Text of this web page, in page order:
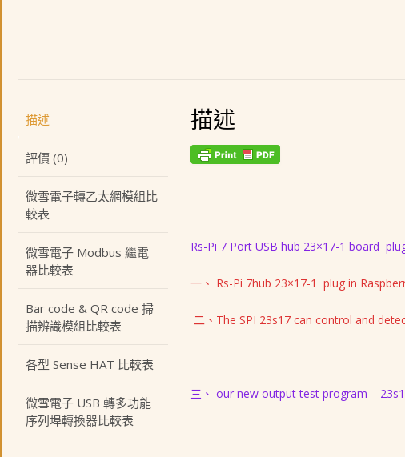
描述
評價 (0)
微雪電子轉乙太網模組比
較表
微雪電子 Modbus 繼電
器比較表
Bar code & QR code 掃
描辨識模組比較表
各型 Sense HAT 比較表
微雪電子 USB 轉多功能
序列埠轉換器比較表
描述
Rs-Pi 7 Port USB hub 23×17-1 board
一、 Rs-Pi 7hub 23×17-1 plug in
二、The SPI 23s17 can control and
三、 our new output test program